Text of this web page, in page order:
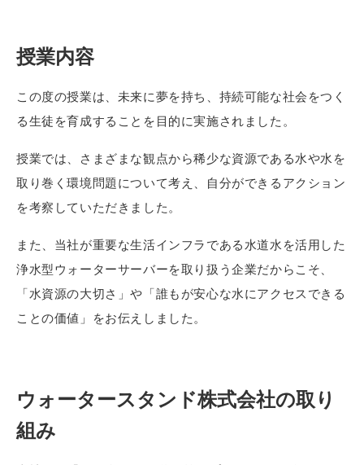
授業内容
この度の授業は、未来に夢を持ち、持続可能な社会をつく
る生徒を育成することを目的に実施されました。
授業では、さまざまな観点から稀少な資源である水や水を
取り巻く環境問題について考え、自分ができるアクション
を考察していただきました。
また、当社が重要な生活インフラである水道水を活用した
浄水型ウォーターサーバーを取り扱う企業だからこそ、
「水資源の大切さ」や「誰もが安心な水にアクセスできる
ことの価値」をお伝えしました。
ウォータースタンド株式会社の取り
組み